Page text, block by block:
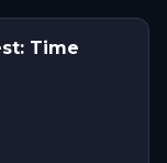
Time